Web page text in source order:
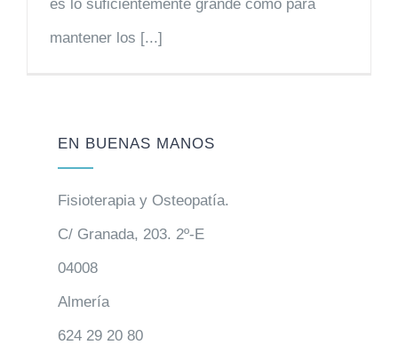
es lo suficientemente grande como para
mantener los [...]
EN BUENAS MANOS
Fisioterapia y Osteopatía.
C/ Granada, 203. 2º-E
04008
Almería
624 29 20 80